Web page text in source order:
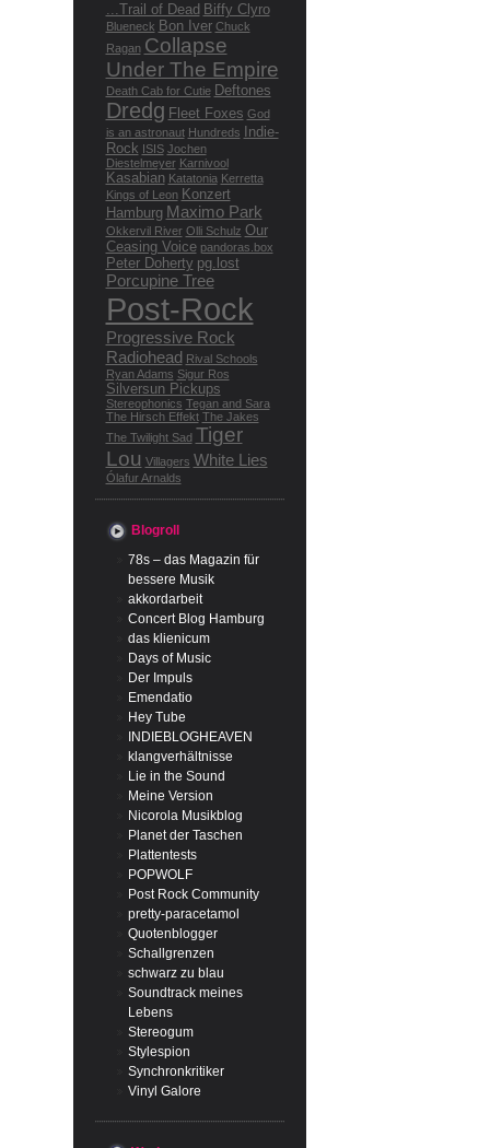
...Trail of Dead Biffy Clyro
Blueneck Bon Iver Chuck
Ragan Collapse
Under The Empire
Death Cab for Cutie Deftones
Dredg Fleet Foxes God
is an astronaut Hundreds
Indie-
Rock ISIS Jochen
Diestelmeyer Karnivool
Kasabian Katatonia Kerretta
Kings of Leon Konzert
Hamburg Maximo Park
Okkervil River Olli Schulz Our
Ceasing Voice pandoras.box
Peter Doherty pg.lost
Porcupine Tree
Post-Rock
Progressive Rock
Radiohead Rival Schools
Ryan Adams Sigur Ros
Silversun Pickups
Stereophonics Tegan and Sara
The Hirsch Effekt The Jakes
The Twilight Sad Tiger
Lou Villagers White Lies
Ólafur Arnalds
Blogroll
78s – das Magazin für
bessere Musik
akkordarbeit
Concert Blog Hamburg
das klienicum
Days of Music
Der Impuls
Emendatio
Hey Tube
INDIEBLOGHEAVEN
klangverhältnisse
Lie in the Sound
Meine Version
Nicorola Musikblog
Planet der Taschen
Plattentests
POPWOLF
Post Rock Community
pretty-paracetamol
Quotenblogger
Schallgrenzen
schwarz zu blau
Soundtrack meines
Lebens
Stereogum
Stylespion
Synchronkritiker
Vinyl Galore